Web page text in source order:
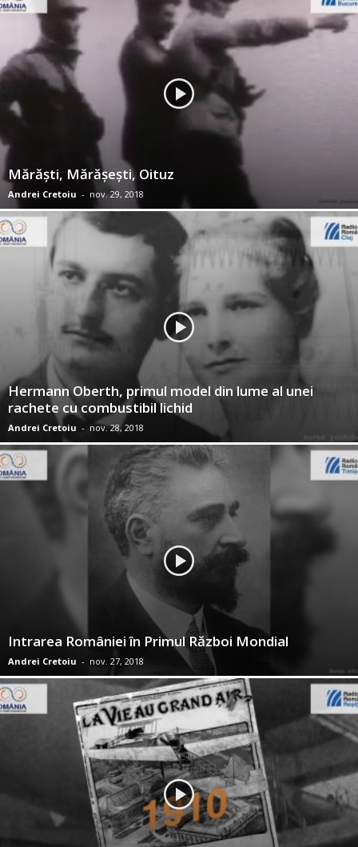
Mărăşti, Mărăşeşti, Oituz
Andrei Cretoiu - nov. 29, 2018
Hermann Oberth, primul model din lume al unei
rachete cu combustibil lichid
Andrei Cretoiu - nov. 28, 2018
Intrarea României în Primul Război Mondial
Andrei Cretoiu - nov. 27, 2018